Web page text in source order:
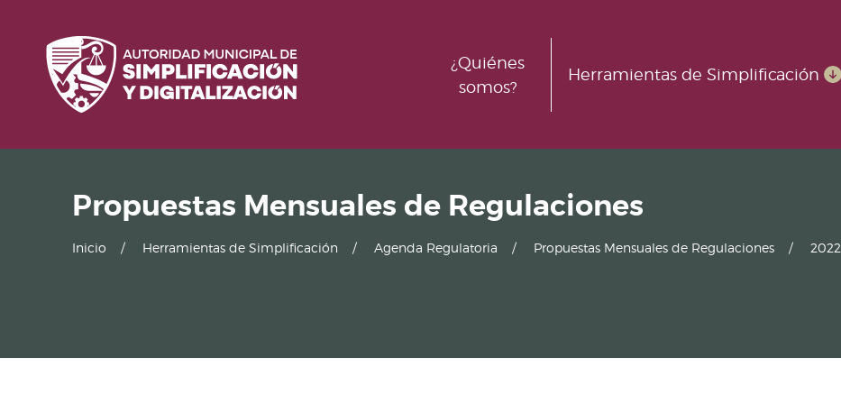
¿Quiénes
somos?
Herramientas de Simplificación
Propuestas Mensuales de Regulaciones
Inicio Herramientas de Simplificación Agenda Regulatoria Propuestas Mensuales de Regulaciones 2022